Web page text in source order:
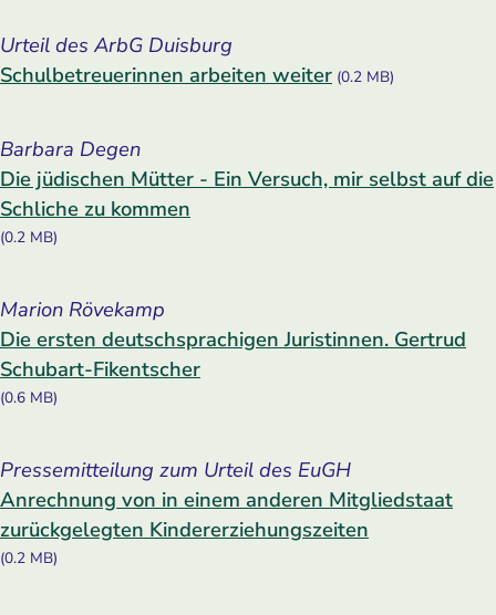
Urteil des ArbG Duisburg
Schulbetreuerinnen arbeiten weiter (0.2 MB)
Barbara Degen
Die jüdischen Mütter - Ein Versuch, mir selbst auf die
Schliche zu kommen
(0.2 MB)
Marion Rövekamp
Die ersten deutschsprachigen Juristinnen. Gertrud
Schubart-Fikentscher
(0.6 MB)
Pressemitteilung zum Urteil des EuGH
Anrechnung von in einem anderen Mitgliedstaat
zurückgelegten Kindererziehungszeiten
(0.2 MB)